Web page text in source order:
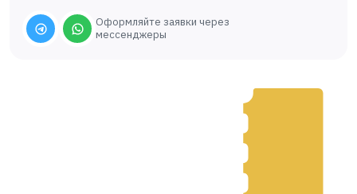
Оформляйте заявки через
мессенджеры